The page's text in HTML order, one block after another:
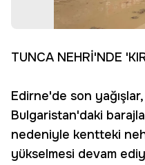
TUNCA NEHRİ'NDE
Edirne'de son
Bulgaristan'daki
nedeniyle kentteki
yükselmesi devam